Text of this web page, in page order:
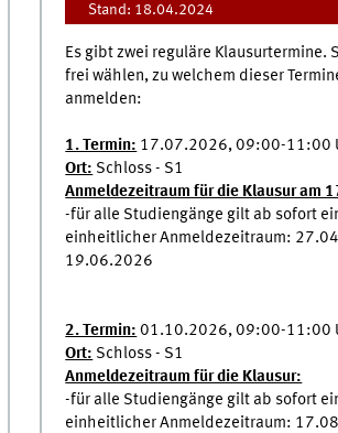
Stand: 18.04.2024
Es gibt zwei reguläre Klausurtermine.
frei wählen, zu welchem dieser
anmelden:
1. Termin: 17.07.2026, 09:00-11:00
Ort: Schloss - S1
Anmeldezeitraum für die Klausur am
-für alle Studiengänge gilt ab sofort
einheitlicher Anmeldezeitraum:
19.06.2026
2. Termin: 01.10.2026, 09:00-11:00
Ort: Schloss - S1
Anmeldezeitraum für die Klausur:
-für alle Studiengänge gilt ab sofort
einheitlicher Anmeldezeitraum: